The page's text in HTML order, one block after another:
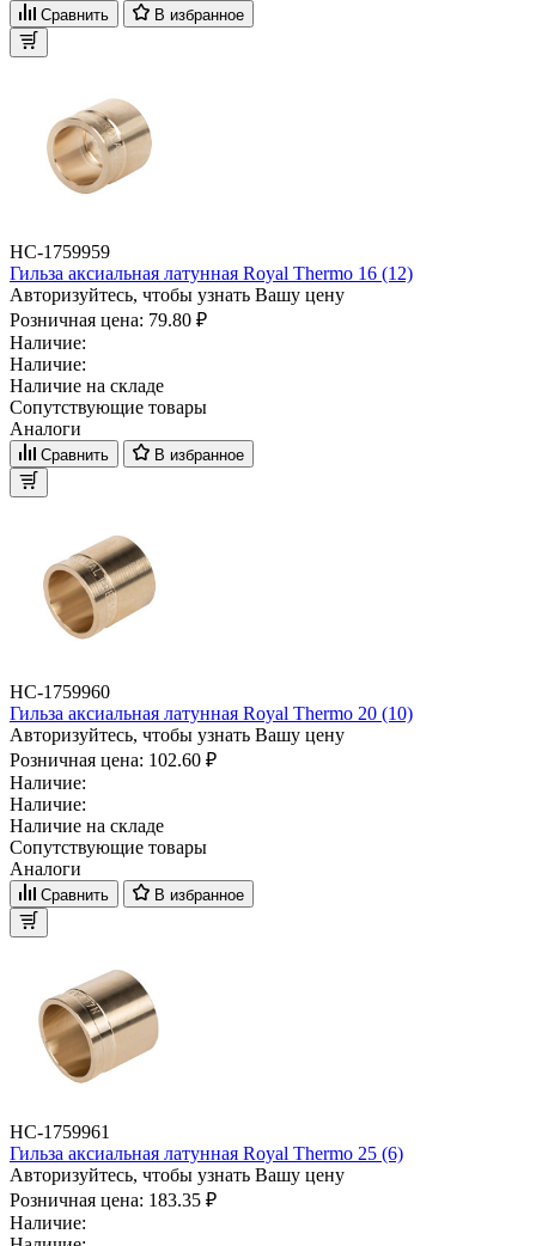
Сравнить В избранное
НС-1759959
Гильза аксиальная латунная Royal Thermo 16 (12)
Авторизуйтесь, чтобы узнать Вашу цену
Розничная цена: 79.80 ₽
Наличие:
Наличие:
Наличие на складе
Сопутствующие товары
Аналоги
Сравнить В избранное
НС-1759960
Гильза аксиальная латунная Royal Thermo 20 (10)
Авторизуйтесь, чтобы узнать Вашу цену
Розничная цена: 102.60 ₽
Наличие:
Наличие:
Наличие на складе
Сопутствующие товары
Аналоги
Сравнить В избранное
НС-1759961
Гильза аксиальная латунная Royal Thermo 25 (6)
Авторизуйтесь, чтобы узнать Вашу цену
Розничная цена: 183.35 ₽
Наличие: